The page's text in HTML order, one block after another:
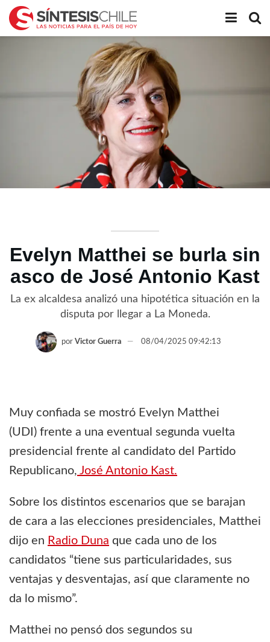
Evelyn Matthei se burla sin
asco de José Antonio Kast
La ex alcaldesa analizó una hipotética situación en la
disputa por llegar a La Moneda.
por Victor Guerra 08/04/2025 09:42:13
Muy confiada se mostró Evelyn Matthei
(UDI) frente a una eventual segunda vuelta
presidencial frente al candidato del Partido
Republicano, José Antonio Kast.
Sobre los distintos escenarios que se barajan
de cara a las elecciones presidenciales, Matthei
dijo en Radio Duna que cada uno de los
candidatos “tiene sus particularidades, sus
ventajas y desventajas, así que claramente no
da lo mismo”.
Matthei no pensó dos segundos su